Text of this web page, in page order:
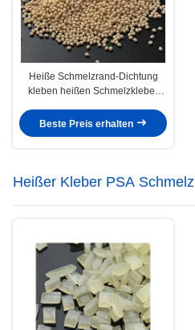
Heiße Schmelzrand-Dichtung
kleben heißen Schmelzkleber
Edgebanding
Beste Preis erhalten
Heißer Kleber PSA Schmelz